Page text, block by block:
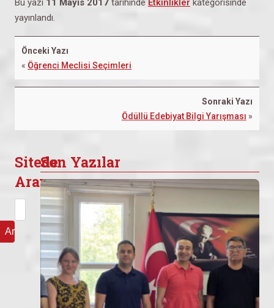
Bu yazı 11 Mayıs 2017 tarihinde Etkinlikler kategorisinde
yayınlandı.
Önceki Yazı
« Öğrenci Meclisi Seçimleri
Sonraki Yazı
Ödüllü Edebiyat Bilgi Yarışması »
Sitede
Arayın
Arama:
Son Yazılar